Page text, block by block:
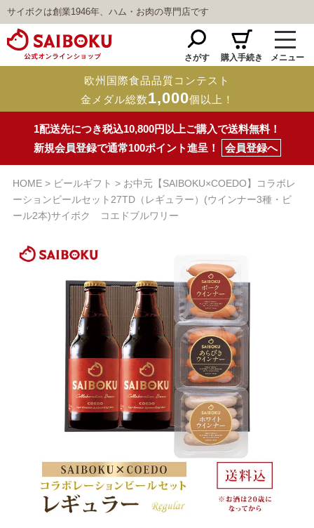
サイボクは創業1946年、ハム・お肉の専門店です
さがす 購入手続き メニュー
欧州国際食品品質コンテスト
金メダル総数1,000個以上！
1配送先につき税込10,800円以上ご購入で送料無料！
新規会員登録で通常100ポイント進呈！
会員登録へ
HOME ビールギフト
お中元【SAIBOKU×COEDO】コラボレ
ーションビールセット27TD（レギュラー）(ウインナー3種・ビ
ール2本)サイボク コエドブルワリー